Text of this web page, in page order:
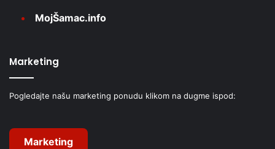
MojŠamac.info
Marketing
Pogledajte našu marketing ponudu klikom na dugme ispod:
Marketing